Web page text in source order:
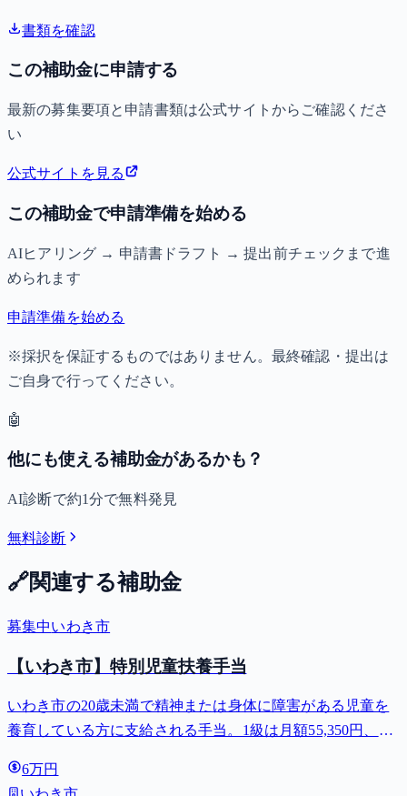
書類を確認
この補助金に申請する
最新の募集要項と申請書類は公式サイトからご確認くださ
い
公式サイトを見る
この補助金で申請準備を始める
AIヒアリング → 申請書ドラフト → 提出前チェックまで進
められます
申請準備を始める
※採択を保証するものではありません。最終確認・提出は
ご自身で行ってください。
🤖
他にも使える補助金があるかも？
AI診断で約1分で無料発見
無料診断
🔗関連する補助金
募集中いわき市
【いわき市】特別児童扶養手当
いわき市の20歳未満で精神または身体に障害がある児童を
養育している方に支給される手当。1級は月額55,350円、2
6万円